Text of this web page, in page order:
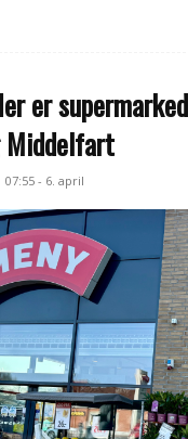
er
Middelfart
07:55 - 6. april